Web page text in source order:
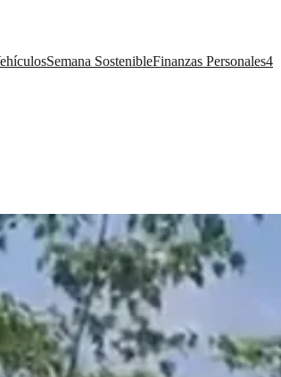
Semana SostenibleFinanzas Personales4